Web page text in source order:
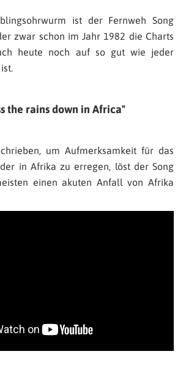
ist der Fernweh Song
zwar schon im Jahr 1982 die Charts
heute noch auf so gut wie jeder
the rains down in Africa
um Aufmerksamkeit für das
in Afrika zu erregen, löst der Song
einen akuten Anfall von Afrika